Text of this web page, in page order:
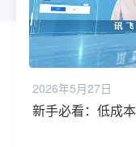
2026年5月27日
新手必看：低成